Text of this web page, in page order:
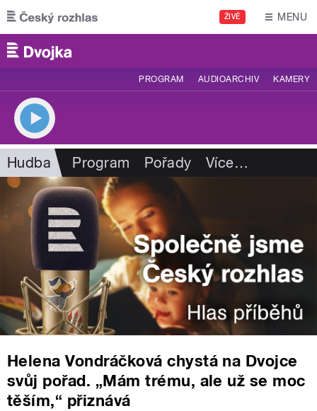
Přejít k hlavnímu obsahu
ŽIVĚ MENU
PROGRAM AUDIOARCHIV KAMERY
Hudba Program Pořady Více…
Helena Vondráčková chystá na Dvojce
svůj pořad. „Mám trému, ale už se moc
těším,“ přiznává